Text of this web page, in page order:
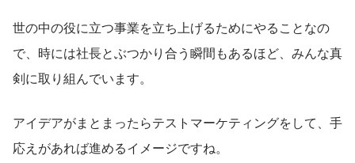
世の中の役に立つ事業を立ち上げるためにやることなの
で、時には社長とぶつかり合う瞬間もあるほど、みんな真
剣に取り組んでいます。
アイデアがまとまったらテストマーケティングをして、手
応えがあれば進めるイメージですね。